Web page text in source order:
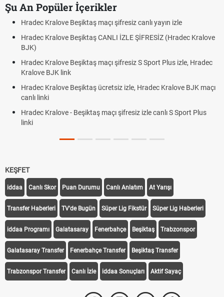
Şu An Popüler İçerikler
Beşiktaş maçı şifresiz canlı yayın izle
Beşiktaş CANLI İZLE ŞİFRESİZ (Hradec Kralove
Beşiktaş maçı şifresiz S Sport Plus izle, Hradec
Beşiktaş ücretsiz izle, Hradec Kralove BJK maçı
- Beşiktaş maçı şifresiz izle canlı S Sport Plus
Hradec
Trivela
Plonjon
KEŞFET
iddaa Canlı Skor Puan Durumu Canlı Anlatım At Yarışı
Transfer Haberleri TV'de Bugün Süper Lig Fikstür Süper Lig Haberleri
iddaa Programı Galatasaray Fenerbahçe Beşiktaş Trabzonspor
Galatasaray Transfer Fenerbahçe Transfer Beşiktaş Transfer
Trabzonspor Transfer Canlı İzle iddaa Sonuçları Aktif Sayaç